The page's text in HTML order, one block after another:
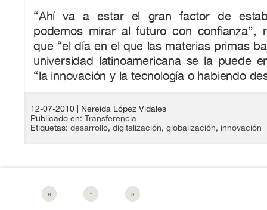
“Ahí va a estar el gran factor de
podemos mirar al futuro con confianza”,
que “el día en el que las materias primas
universidad latinoamericana se la puede
“la innovación y la tecnología o habiendo
12-07-2010
| Nereida López Vidales
Publicado en: Transferencia
Etiquetas: desarrollo, digitalización, globalización, innovación
‹‹ ↑ ››